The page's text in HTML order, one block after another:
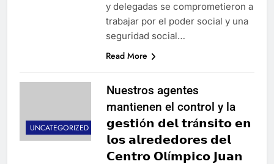
y delegadas se comprometieron a
trabajar por el poder social y una
seguridad social…
Read More
UNCATEGORIZED
Nuestros agentes
mantienen el control y la
𝗴𝗲𝘀𝘁𝗶ó𝗻 𝗱𝗲𝗹 𝘁𝗿á𝗻𝘀𝗶𝘁𝗼 𝗲𝗻
𝗹𝗼𝘀 𝗮𝗹𝗿𝗲𝗱𝗲𝗱𝗼𝗿𝗲𝘀 𝗱𝗲𝗹
𝗖𝗲𝗻𝘁𝗿𝗼 𝗢𝗹í𝗺𝗽𝗶𝗰𝗼 𝗝𝘂𝗮𝗻